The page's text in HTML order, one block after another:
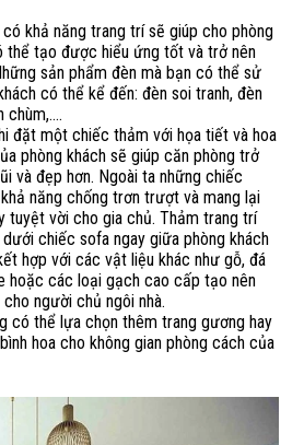
khả năng trang trí sẽ giúp cho phòng
thể tạo được hiểu ứng tốt và trở nên
sản phẩm đèn mà bạn có thể sử
có thể kể đến: đèn soi tranh, đèn
chùm,….
đặt một chiếc thảm với họa tiết và hoa
phòng khách sẽ giúp căn phòng trở
và đẹp hơn. Ngoài ta những chiếc
năng chống trơn trượt và mang lại
tuyệt vời cho gia chủ. Thảm trang trí
chiếc sofa ngay giữa phòng khách
hợp với các vật liệu khác như gỗ, đá
hoặc các loại gạch cao cấp tạo nên
người chủ ngôi nhà.
có thể lựa chọn thêm trang gương hay
hoa cho không gian phòng cách của